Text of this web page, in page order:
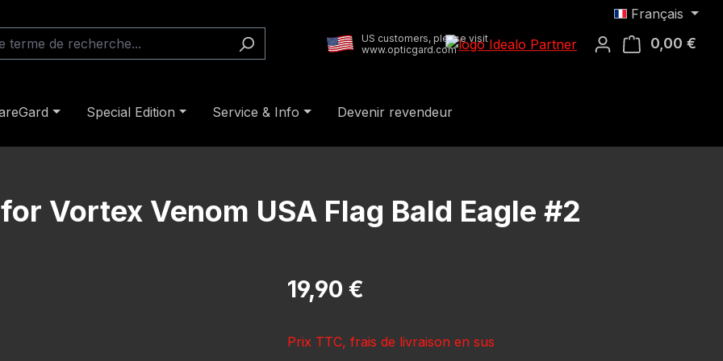
Français
US customers, please visit
www.opticgard.com
0,00 €
Special Edition Service & Info Devenir revendeur
Vortex Venom USA Flag Bald Eagle #2
Prix régulier :
19,90 €
Prix TTC, frais de livraison en sus